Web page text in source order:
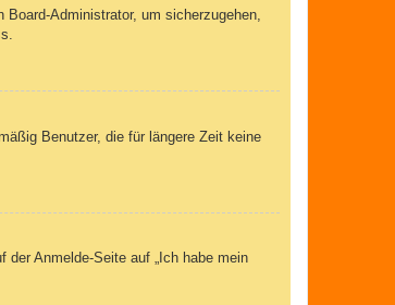
Administrator, um sicherzugehen,
Benutzer, die für längere Zeit keine
Anmelde-Seite auf „Ich habe mein